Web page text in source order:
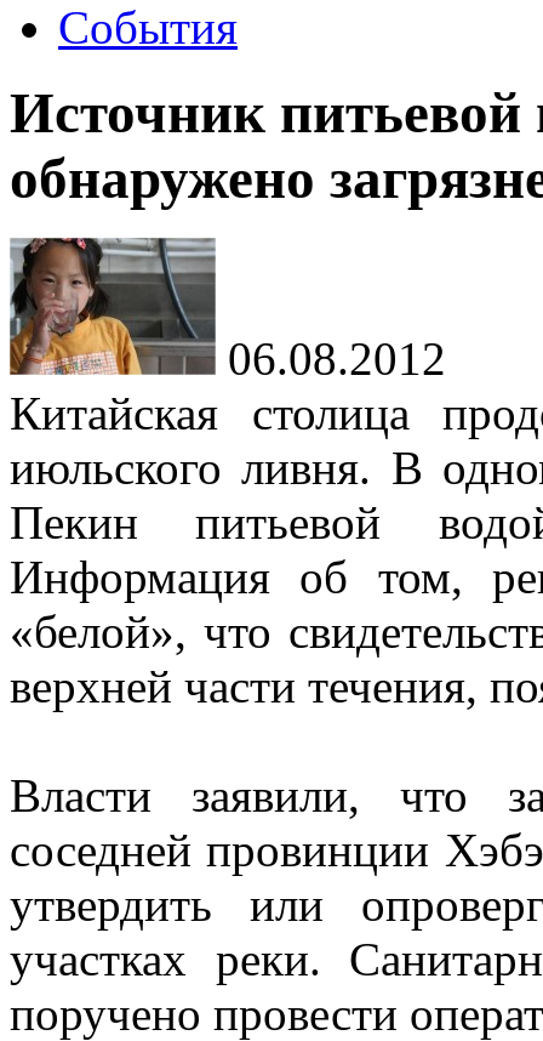
События
Источник
обнаружено
06.08.2012
Китайская столица
июльского ливня. В
Пекин питьевой
Информация об том,
«белой», что
верхней части течения,
Власти заявили, что
соседней провинции
утвердить или
участках реки.
поручено провести